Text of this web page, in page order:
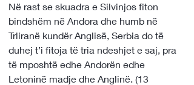
Në rast se skuadra e Silvinjos fiton
bindshëm në Andora dhe humb në
Trliranë kundër Anglisë, Serbia do të
duhej t’i fitoja të tria ndeshjet e saj, pra
të mposhtë edhe Andorën edhe
Letoninë madje dhe Anglinë. (13